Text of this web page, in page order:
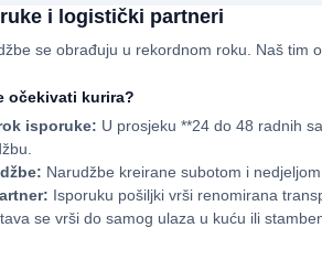
i logistički partneri
se obrađuju u rekordnom roku. Naš tim
očekivati kurira?
isporuke: U prosjeku **24 do 48 radnih
Narudžbe kreirane subotom i
Isporuku pošiljki vrši renomirana
se vrši do samog ulaza u kuću ili